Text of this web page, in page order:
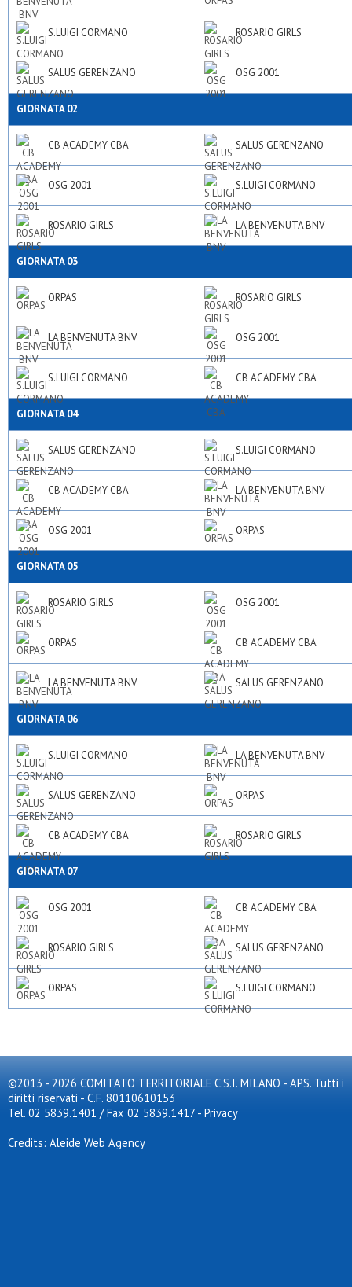
S.LUIGI CORMANO ROSARIO GIRLS
SALUS GERENZANO OSG 2001
GIORNATA 02
CB ACADEMY CBA SALUS GERENZANO
OSG 2001 S.LUIGI CORMANO
ROSARIO GIRLS LA BENVENUTA BNV
GIORNATA 03
ORPAS ROSARIO GIRLS
LA BENVENUTA BNV OSG 2001
S.LUIGI CORMANO CB ACADEMY CBA
GIORNATA 04
SALUS GERENZANO S.LUIGI CORMANO
CB ACADEMY CBA LA BENVENUTA BNV
OSG 2001 ORPAS
GIORNATA 05
ROSARIO GIRLS OSG 2001
ORPAS CB ACADEMY CBA
LA BENVENUTA BNV SALUS GERENZANO
GIORNATA 06
S.LUIGI CORMANO LA BENVENUTA BNV
SALUS GERENZANO ORPAS
CB ACADEMY CBA ROSARIO GIRLS
GIORNATA 07
OSG 2001 CB ACADEMY CBA
ROSARIO GIRLS SALUS GERENZANO
ORPAS S.LUIGI CORMANO
©2013 - 2026 COMITATO TERRITORIALE C.S.I. MILANO - APS. Tutti i
diritti riservati - C.F. 80110610153
Tel. 02 5839.1401 / Fax 02 5839.1417 - Privacy
Credits: Aleide Web Agency